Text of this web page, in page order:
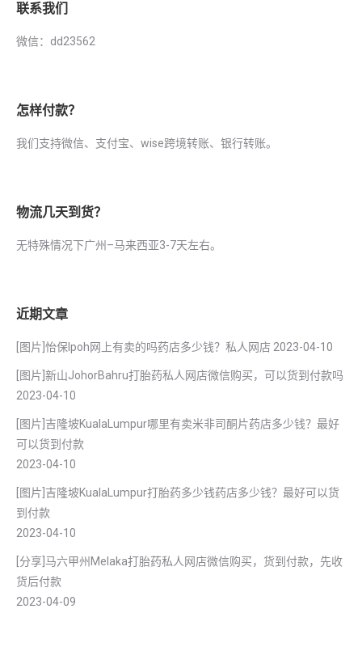
联系我们
微信：dd23562
怎样付款？
我们支持微信、支付宝、wise跨境转账、银行转账。
物流几天到货？
无特殊情况下广州–马来西亚3-7天左右。
近期文章
[图片]怡保lpoh网上有卖的吗药店多少钱？私人网店 2023-04-10
[图片]新山JohorBahru打胎药私人网店微信购买，可以货到付款吗
2023-04-10
[图片]吉隆坡KualaLumpur哪里有卖米非司酮片药店多少钱？最好
可以货到付款
2023-04-10
[图片]吉隆坡KualaLumpur打胎药多少钱药店多少钱？最好可以货
到付款
2023-04-10
[分享]马六甲州Melaka打胎药私人网店微信购买，货到付款，先收
货后付款
2023-04-09